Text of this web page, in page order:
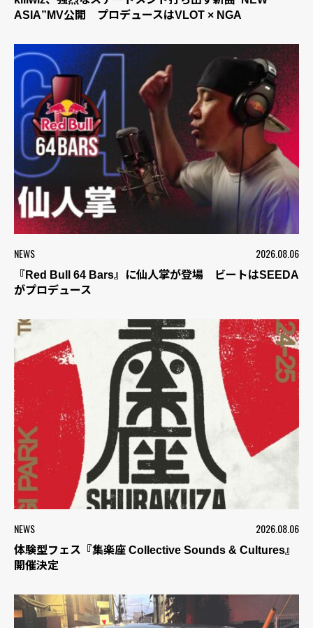
ASIA”MV公開 プロデュースはVLOT × NGA
NEWS 2026.08.06
『Red Bull 64 Bars』に仙人掌が登場 ビートはSEEDA
がプロデュース
NEWS 2026.08.06
体験型フェス『集楽座 Collective Sounds & Cultures』
開催決定